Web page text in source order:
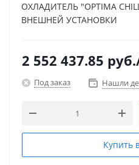
ОХЛАДИТЕЛЬ "OPTIMA
ВНЕШНЕЙ УСТАНОВКИ
2 552 437.85 руб.
Под заказ Нашли
Купить